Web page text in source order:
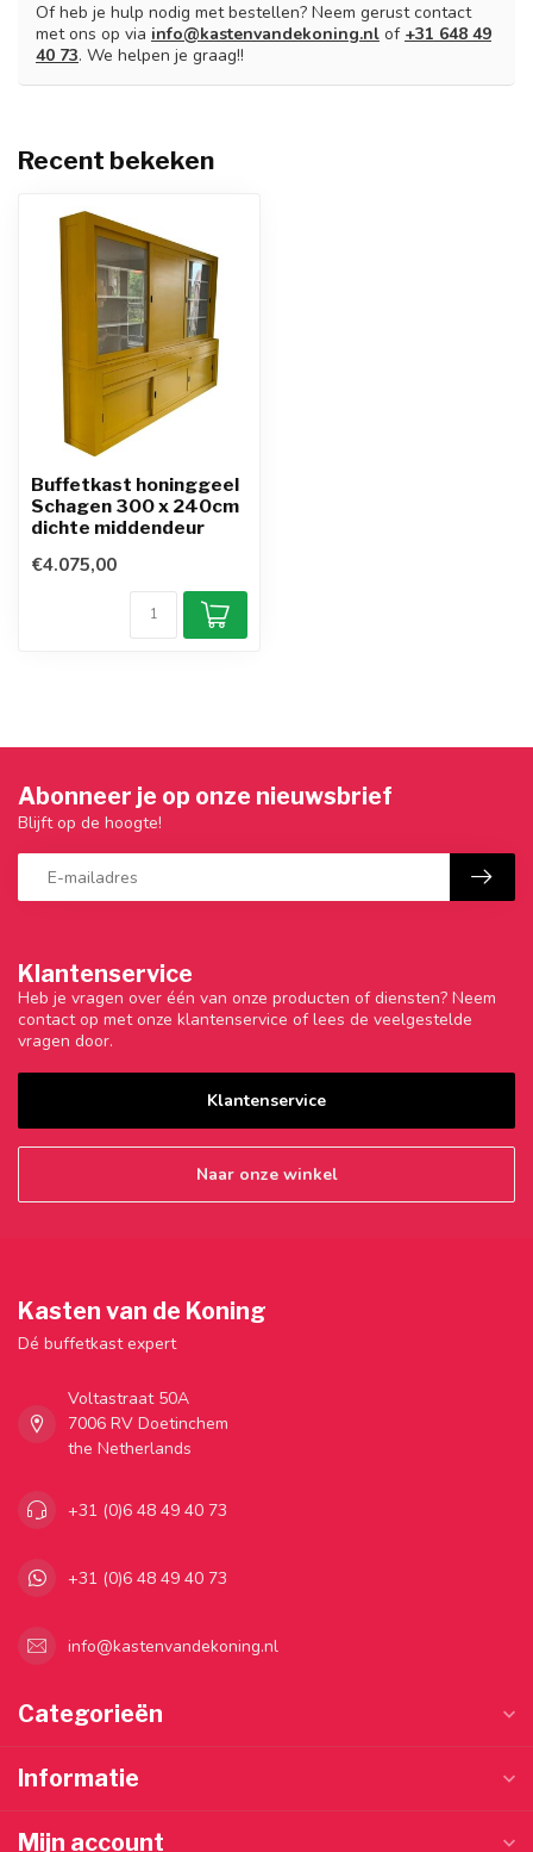
Of heb je hulp nodig met bestellen? Neem gerust contact
met ons op via info@kastenvandekoning.nl of +31 648 49
40 73. We helpen je graag!!
Recent bekeken
Buffetkast honinggeel
Schagen 300 x 240cm
dichte middendeur
€4.075,00
Klantenservice
Heb je vragen over één van onze producten of diensten? Neem
contact op met onze klantenservice of lees de veelgestelde
vragen door.
Klantenservice
Naar onze winkel
Abonneer je op onze nieuwsbrief
Blijft op de hoogte!
Kasten van de Koning
Dé buffetkast expert
Voltastraat 50A
7006 RV Doetinchem
the Netherlands
+31 (0)6 48 49 40 73
+31 (0)6 48 49 40 73
info@kastenvandekoning.nl
Categorieën
Informatie
Mijn account